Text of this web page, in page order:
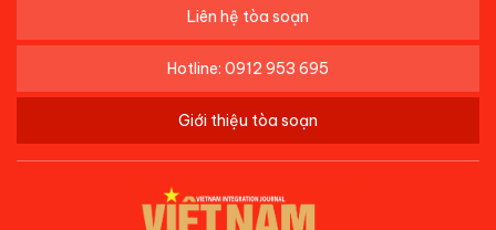
Liên hệ tòa soạn
Hotline: 0912 953 695
Giới thiệu tòa soạn